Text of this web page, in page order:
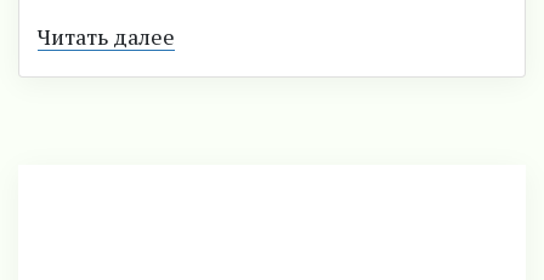
Читать далее